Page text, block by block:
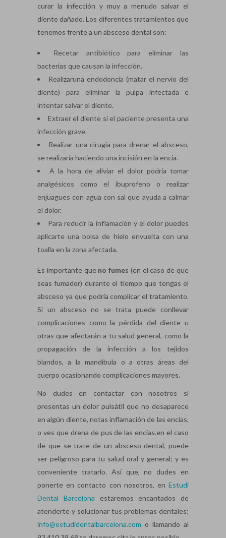
curar la infección y muy a menudo salvar el
diente dañado. Los diferentes tratamientos que
tenemos frente a un absceso dental son:
Recetar antibiótico para eliminar las
bacterias que causan la infección.
Realizaruna endodoncia (matar el nervio del
diente) para eliminar la pulpa infectada e
intentar salvar el diente.
Extraer el diente si el paciente presenta una
infección grave.
Realizar una cirugía para drenar el absceso,
se realizaría haciendo una incisión en la encía.
A la hora de aliviar el dolor podría tomar
analgésicos como el ibuprofeno o realizar
enjuagues con agua con sal que ayuda a calmar
el dolor.
Para reducir la inflamación y el dolor puedes
aplicarte una bolsa de hielo envuelta con una
toalla en la zona afectada.
Es importante queno fumes (en el caso de que
seas fumador) durante el tiempo que tengas el
absceso ya que podría complicar el tratamiento.
Si un absceso no se trata puede conllevar
complicaciones como la pérdida del diente u
otras que afectarán a tu salud general, como la
propagación de la infección a los tejidos
blandos, a la mandíbula o a otras áreas del
cuerpo ocasionando complicaciones mayores.
No dudes en contactar con nosotros si
presentas un dolor pulsátil que no desaparece
en algún diente, notas inflamación de las encías,
o ves que drena de pus de las encías.en el caso
de que se trate de un absceso dental, puede
ser peligroso para tu salud oral y general; y es
conveniente tratarlo. Así que, no dudes en
ponerte en contacto con nosotros, en Estudi
Dental Barcelona estaremos encantados de
atenderte y solucionar tus problemas dentales;
info@estudidentalbarcelona.com o llamando al